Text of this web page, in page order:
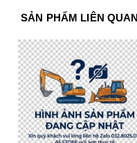
SẢN PHẨM LIÊN QUAN